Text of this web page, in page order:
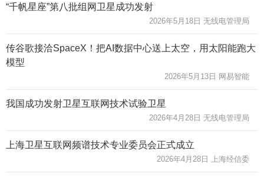
“千帆星座”第八批组网卫星成功发射
2026年5月18日 无线电管理局
传谷歌接洽SpaceX！把AI数据中心送上太空，用太阳能跑大
模型
2026年5月13日 网易智能
我国成功发射卫星互联网技术试验卫星
2026年4月28日 无线电管理局
上海卫星互联网频谱技术专业委员会正式成立
2026年4月28日 上海经信委